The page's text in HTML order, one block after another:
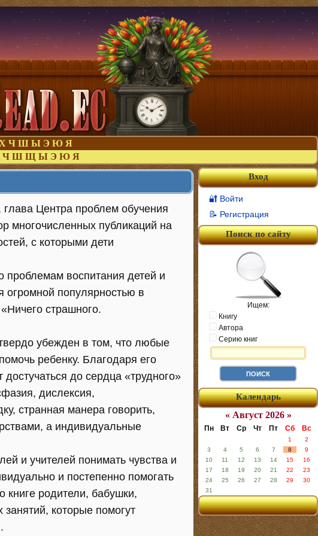
Ч Ш Ы Э Ю Я
Ч Ш Щ Ы Э Ю Я
Центра проблем обучения
многочисленных публикаций на
с которыми дети
проблемам воспитания детей и
огромной популярностью в
страшного.
убежден в том, что любые
ребенку. Благодаря его
до сердца «трудного»
дислексия,
странная манера говорить,
а индивидуальные
и учителей понимать чувства и
и постепенно помогать
книге родители, бабушки,
которые помогут
Вход
🔐 Войти
📝 Регистрация
Поиск по сайту
Ищем:
Книгу
Автора
Серию книг
Календарь
« Август 2026 »
Пн Вт Ср Чт Пт Сб Вс
1
2
3
4 5 6 7 8
9
10
11 12 13 14 15
16
17
18 19 20 21 22
23
24
25 26 27 28 29
30
31